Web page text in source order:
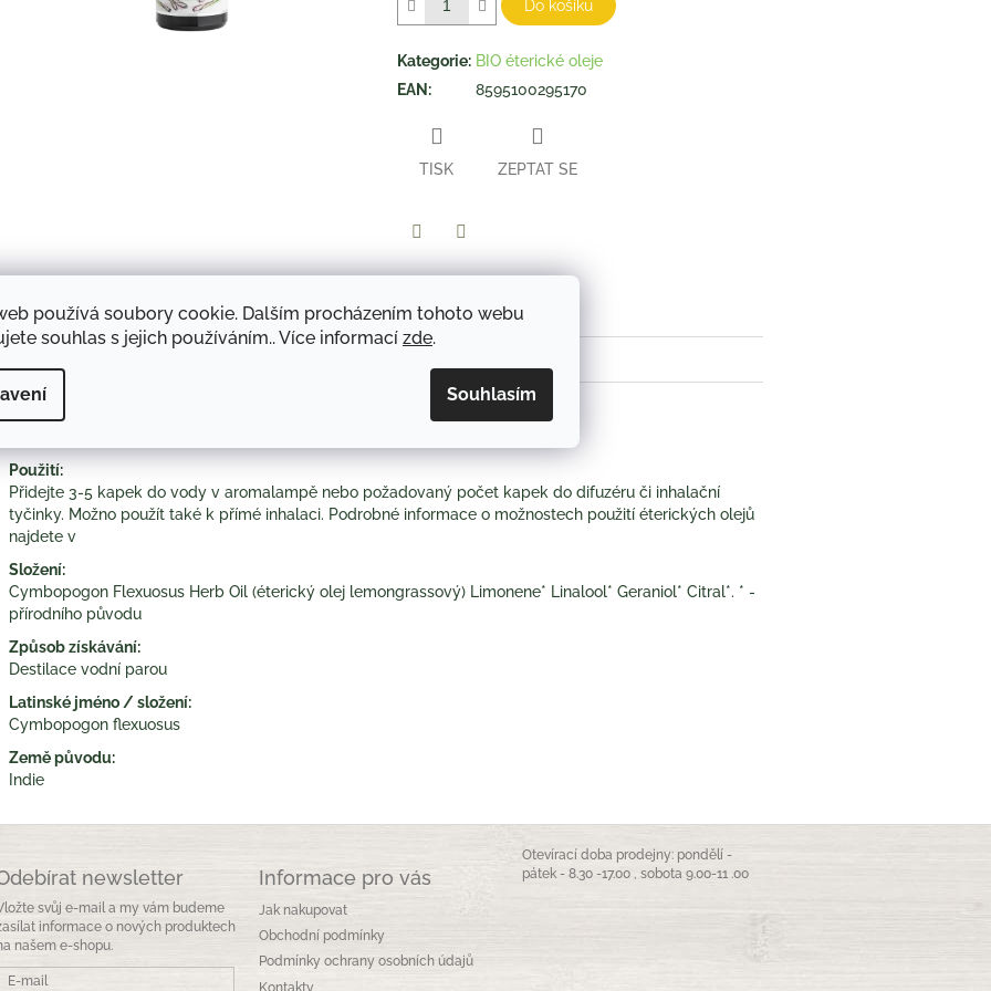
používá soubory cookie. Dalším procházením tohoto webu
souhlas s jejich používáním.. Více informací zde.
Souhlasím
hvězdiček.
Do košíku
Kategorie: BIO éterické oleje
EAN: 8595100295170
TISK ZEPTAT SE
Použití:
Přidejte 3-5 kapek do vody v aromalampě nebo požadovaný počet kapek do difuzéru či inhalační
tyčinky. Možno použít také k přímé inhalaci. Podrobné informace o možnostech použití éterických olejů
najdete v
Složení:
Cymbopogon Flexuosus Herb Oil (éterický olej lemongrassový) Limonene* Linalool* Geraniol* Citral*. * -
přírodního původu
Způsob získávání:
Destilace vodní parou
Latinské jméno / složení:
Cymbopogon flexuosus
Země původu:
Indie
newsletter
svůj e-mail a my vám budeme
informace o nových produktech
našem e-shopu.
E-mail
Informace pro vás
Jak nakupovat
Obchodní podmínky
Podmínky ochrany osobních údajů
Kontakty
Otevírací doba prodejny: pondělí -
pátek - 8.30 -17.00 , sobota 9.00-11 .00